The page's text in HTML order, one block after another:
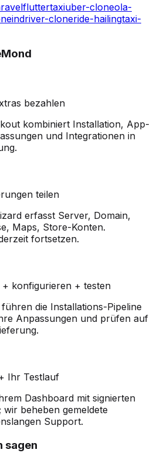
fluttertaxiuber-cloneola-
indriver-cloneride-hailingtaxi-
bezahlen
kombiniert Installation, App-
und Integrationen in
teilen
erfasst Server, Domain,
Maps, Store-Konten.
fortsetzen.
+ konfigurieren + testen
die Installations-Pipeline
Anpassungen und prüfen auf
Ihr Testlauf
Dashboard mit signierten
wir beheben gemeldete
Support.
sagen